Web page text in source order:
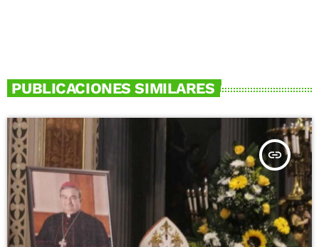
PUBLICACIONES SIMILARES
insert_link